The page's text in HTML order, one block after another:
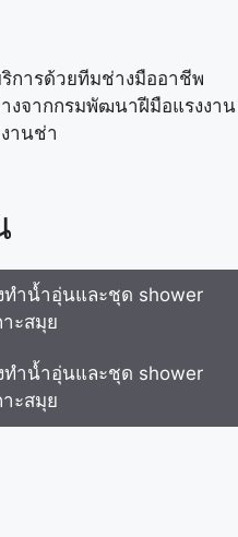
การด้วยทีมช่างมืออาชีพ
งจากกรมพัฒนาฝีมือแรงงาน
านช่า